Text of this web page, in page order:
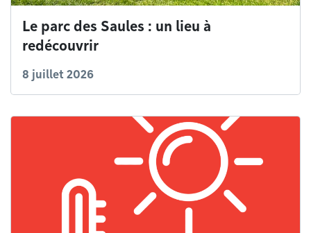
Le parc des Saules : un lieu à
redécouvrir
8 juillet 2026